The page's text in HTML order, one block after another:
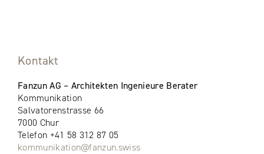
Kontakt
Fanzun AG – Architekten Ingenieure Berater
Kommunikation
Salvatorenstrasse 66
7000 Chur
Telefon +41 58 312 87 05
kommunikation@fanzun.swiss